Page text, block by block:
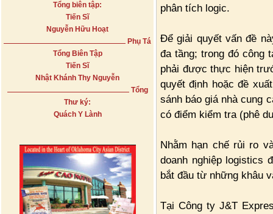
Tổng biên tập:
Tiến Sĩ
Nguyễn Hữu Hoạt
Phụ Tá
Tổng Biên Tập
Tiến Sĩ
Nhật Khánh Thy Nguyễn
Tổng
Thư ký:
Quách Y Lành
phân tích logic.
Để giải quyết vấn đề
đa tầng; trong đó công
phải được thực hiện
quyết định hoặc đề
sánh báo giá nhà cung
có điểm kiểm tra (phê
Nhằm hạn chế rủi ro
doanh nghiệp logistics
bắt đầu từ những khâu
Tại Công ty J&T